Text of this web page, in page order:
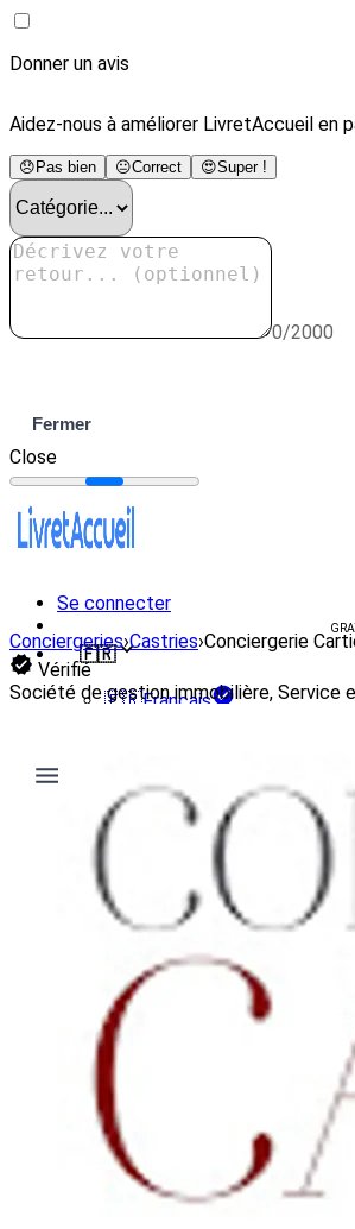
Donner un avis
Aidez-nous à améliorer LivretAccueil en
😞 Pas bien 😐Correct 😍Super !
0/2000
Fermer
Close
Se connecter
🇫🇷
🇫🇷Français
Conciergeries›Castries›Conciergerie
Vérifié
Société de gestion immobilière, Service